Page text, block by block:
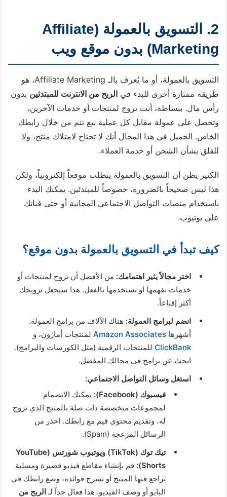
2. التسويق بالعمولة (Affiliate
Marketing) بدون موقع ويب
التسويق بالعمولة، أو ما يُعرف بالـ Affiliate Marketing، هو
طريقة ممتازة أخرى للبدء في الربح من الانترنت للمبتدئين بدون
رأس مال. ببساطة، أنت تروج لمنتجات أو خدمات الآخرين،
وتحصل على عمولة مقابل كل عملية بيع تتم من خلال رابطك
الخاص. الجميل في هذا المجال أنك لا تحتاج لامتلاك منتج، ولا
للقلق بشأن الشحن أو خدمة العملاء.
الكثير يظن أن التسويق بالعمولة يتطلب موقعاً إلكترونياً، ولكن
هذا ليس صحيحاً بالضرورة، خصوصاً للمبتدئين. يمكنك البدء
باستخدام منصات التواصل الاجتماعي المجانية أو حتى قناتك
على يوتيوب.
كيف تبدأ في التسويق بالعمولة بدون موقع؟
اختر مجالاً يثير اهتمامك: من الأفضل أن تروج لمنتجات أو
خدمات تفهمها أو تستخدمها بالفعل. هذا سيجعل ترويجك
أكثر إقناعاً.
انضم لبرامج العمولة: هناك الآلاف من برامج العمولة.
أشهرها Amazon Associates لمنتجات أمازون، و
ClickBank للمنتجات الرقمية (مثل الكورسات والبرامج).
ابحث عن برامج في مجالك المفضل.
استغل وسائل التواصل الاجتماعي:
فيسبوك (Facebook):
يمكنك الانضمام
لمجموعات متخصصة ذات صلة بالمنتج الذي تروج
له، وتقديم محتوى قيم مع رابطك. احذر من
الرسائل المزعجة (Spam).
تيك توك (TikTok) ويوتيوب شورتس (YouTube
Shorts):
قم بإنشاء مقاطع فيديو قصيرة ومسلية
تراجع فيها المنتج أو تشرح فوائده، وضع رابطك في
البايو أو وصف الفيديو. هذا فعال جداً لـ الربح من